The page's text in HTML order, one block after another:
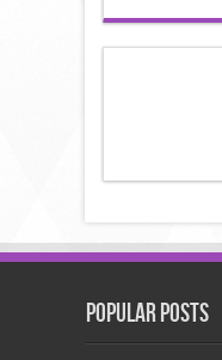
Popular Posts